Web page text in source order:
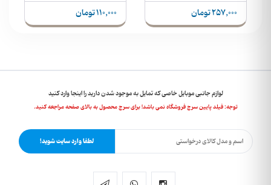
257,000 تومان 110,000 تومان
لوازم جانبی موبایل خاصی که تمایل به موجود شدن دارید را اینجا وارد کنید
توجه: فیلد پایین سرچ فروشگاه نمی باشد! برای سرچ محصول به بالای صفحه مراجعه کنید.
لطفا وارد سایت شوید!